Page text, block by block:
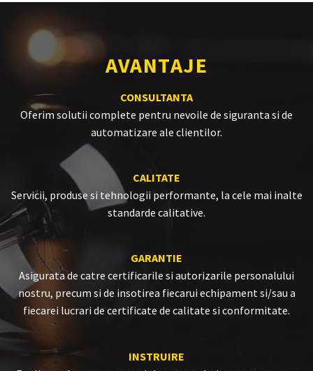
AVANTAJE
CONSULTANTA
Oferim solutii complete pentru nevoile de siguranta si de
automatizare ale clientilor.
CALITATE
Servicii, produse si tehnologii performante, la cele mai inalte
standarde calitative.
GARANTIE
Asigurata de catre certificarile si autorizarile personalului
nostru, precum si de insotirea fiecarui echipament si/sau a
fiecarei lucrari de certificate de calitate si conformitate.
INSTRUIRE